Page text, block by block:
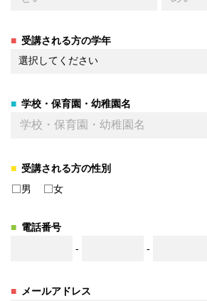
受講される方の学年
学校・保育園・幼稚園名
受講される方の性別
男
女
電話番号
-
-
メールアドレス